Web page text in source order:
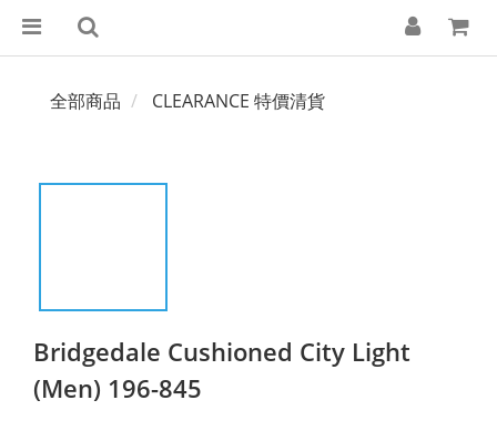
全部商品 CLEARANCE 特價清貨
Bridgedale Cushioned City Light
(Men) 196-845